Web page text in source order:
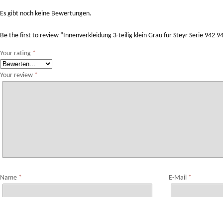
Es gibt noch keine Bewertungen.
Be the first to review “Innenverkleidung 3-teilig klein Grau für Steyr Serie 942
Your rating *
Your review *
Name * E-Mail *